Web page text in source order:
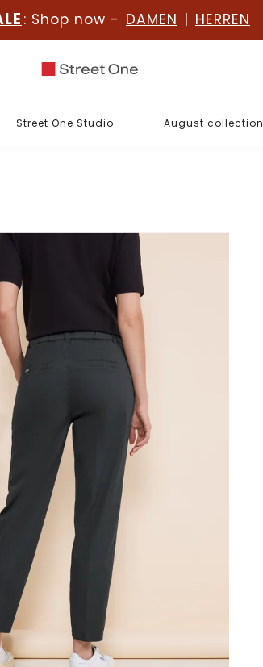
: Shop now - DAMEN | HERREN
Street One Studio August collection